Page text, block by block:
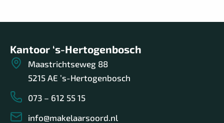
Kantoor ‘s-Hertogenbosch
Maastrichtseweg 88
5215 AE ’s-Hertogenbosch
073 – 612 55 15
info@makelaarsoord.nl